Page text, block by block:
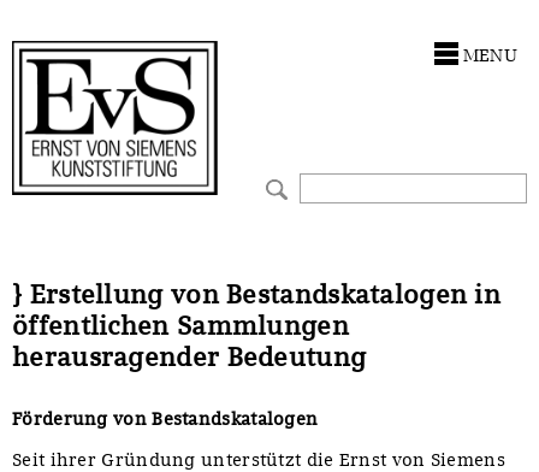
MENU
} Erstellung von Bestandskatalogen in
öffentlichen Sammlungen
herausragender Bedeutung
Förderung von Bestandskatalogen
Seit ihrer Gründung unterstützt die Ernst von Siemens
Förderphilosophie
Gremien
Presse und Neuigkeiten
Ankauf
Restaurierungen
Werkverzeichnisse
Zwischenfinanzierung